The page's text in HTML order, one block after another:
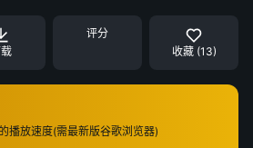
评分
收藏 (13)
播放速度(需最新版谷歌浏览器)